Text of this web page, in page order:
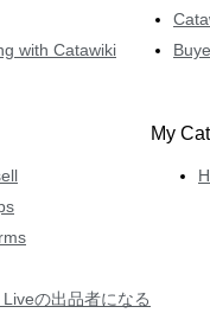
with Catawiki
の出品者になる
My